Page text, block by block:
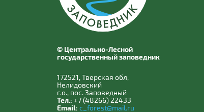
© Центрально-Лесной
государственный заповедник
172521, Тверская обл,
Нелидовский
г.о., пос. Заповедный
Тел.: +7 (48266) 22433
Email: c_forest@mail.ru